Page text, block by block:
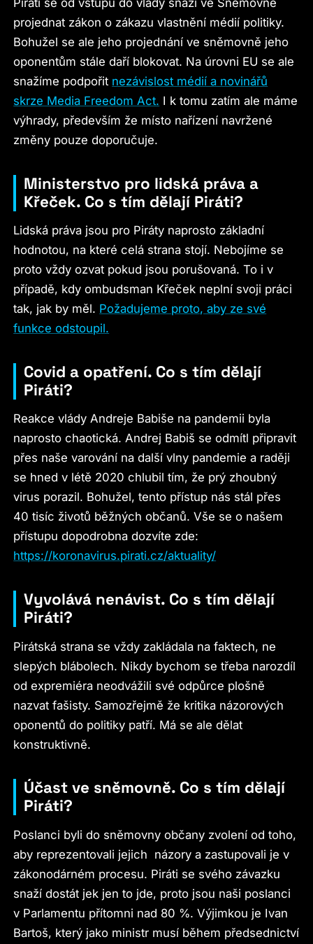
projednat zákon o zákazu vlastnění médií politiky.
Bohužel se ale jeho projednání ve sněmovně jeho
oponentům stále daří blokovat. Na úrovni EU se ale
snažíme podpořit nezávislost médií a novinářů
skrze Media Freedom Act. I k tomu zatím ale máme
výhrady, především že místo nařízení navržené
změny pouze doporučuje.
Ministerstvo pro lidská práva a
Křeček. Co s tím dělají Piráti?
Lidská práva jsou pro Piráty naprosto základní
hodnotou, na které celá strana stojí. Nebojíme se
proto vždy ozvat pokud jsou porušovaná. To i v
případě, kdy ombudsman Křeček neplní svoji práci
tak, jak by měl. Požadujeme proto, aby ze své
funkce odstoupil.
Covid a opatření. Co s tím dělají
Piráti?
Reakce vlády Andreje Babiše na pandemii byla
naprosto chaotická. Andrej Babiš se odmítl připravit
přes naše varování na další vlny pandemie a raději
se hned v létě 2020 chlubil tím, že prý zhoubný
virus porazil. Bohužel, tento přístup nás stál přes
40 tisíc životů běžných občanů. Vše se o našem
přístupu dopodrobna dozvíte zde:
https://koronavirus.pirati.cz/aktuality/
Vyvolává nenávist. Co s tím dělají
Piráti?
Pirátská strana se vždy zakládala na faktech, ne
slepých blábolech. Nikdy bychom se třeba narozdíl
od expremiéra neodvážili své odpůrce plošně
nazvat fašisty. Samozřejmě že kritika názorových
oponentů do politiky patří. Má se ale dělat
konstruktivně.
Účast ve sněmovně. Co s tím dělají
Piráti?
Poslanci byli do sněmovny občany zvolení od toho,
aby reprezentovali jejich názory a zastupovali je v
zákonodárném procesu. Piráti se svého závazku
snaží dostát jek jen to jde, proto jsou naši poslanci
v Parlamentu přítomni nad 80 %. Výjimkou je Ivan
Bartoš, který jako ministr musí během předsednictví